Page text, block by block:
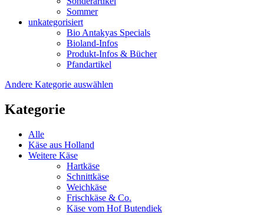
Sommer
unkategorisiert
Bio Antakyas Specials
Bioland-Infos
Produkt-Infos & Bücher
Pfandartikel
Andere Kategorie auswählen
Kategorie
Alle
Käse aus Holland
Weitere Käse
Hartkäse
Schnittkäse
Weichkäse
Frischkäse & Co.
Käse vom Hof Butendiek